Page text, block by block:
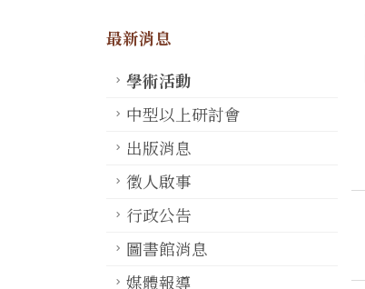
最新消息
學術活動
中型以上研討會
出版消息
徵人啟事
行政公告
圖書館消息
媒體報導